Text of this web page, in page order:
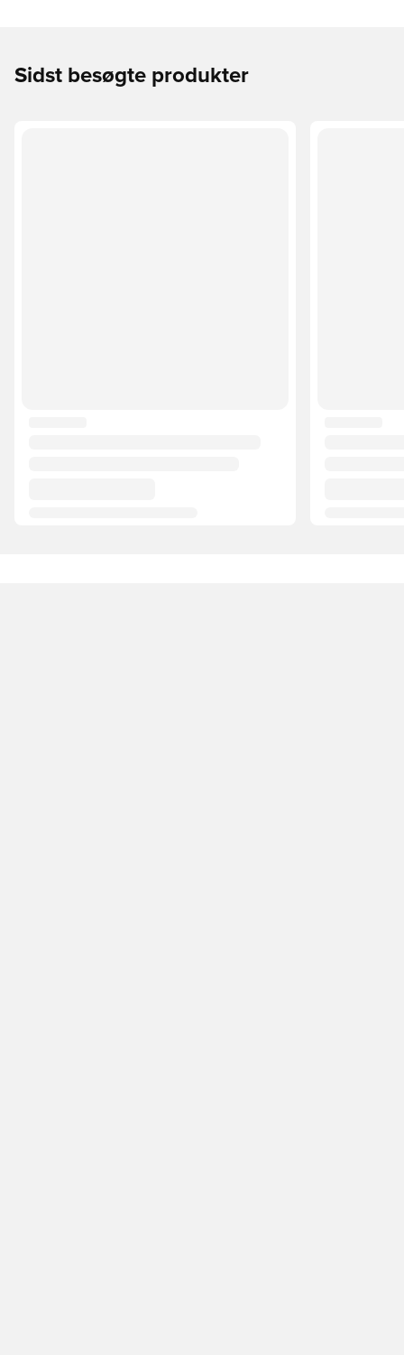
Sidst besøgte produkter